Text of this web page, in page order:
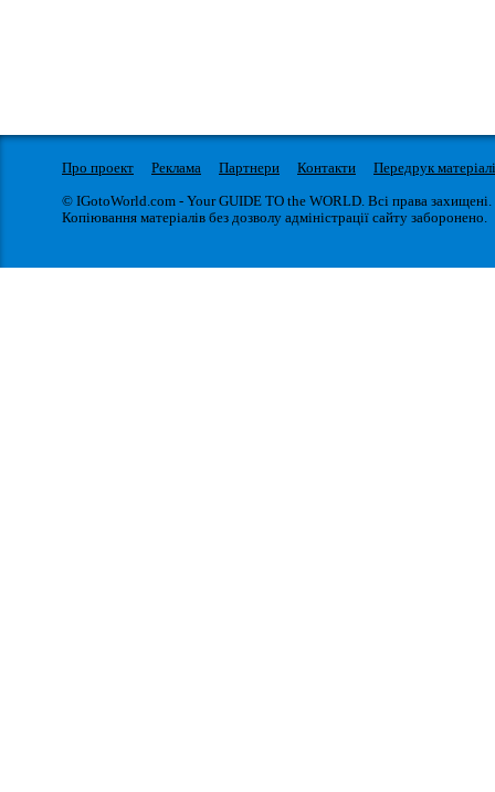
Про проект Реклама Партнери Контакти
Передрук
© IGotoWorld.com - Your GUIDE TO the WORLD. Всі права захищені.
Копіювання матеріалів без дозволу адміністрації сайту заборонено.